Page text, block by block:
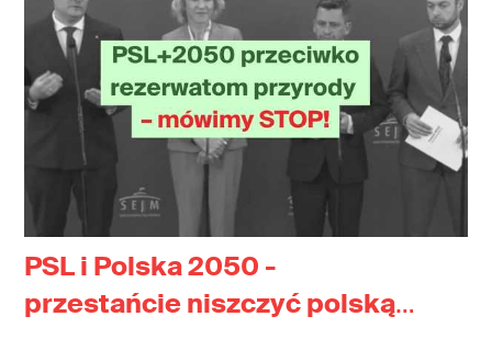
PSL i Polska 2050 -
przestańcie niszczyć polską